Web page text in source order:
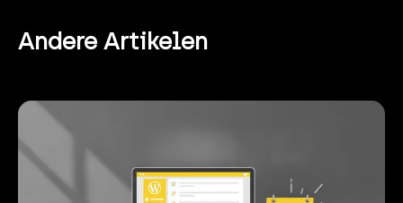
Andere Artikelen